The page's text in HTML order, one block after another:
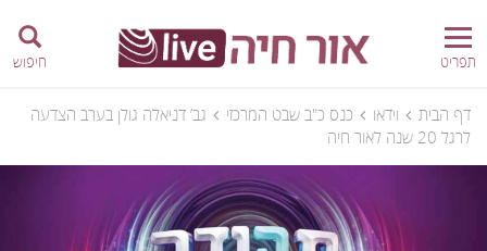
תפריט חיפוש
דף הבית וידאו כנס כ"ב שבט המרכזי
גב’ דניאלה גולן בערב הצדעה
לרגל 20 שנה לאור חיה